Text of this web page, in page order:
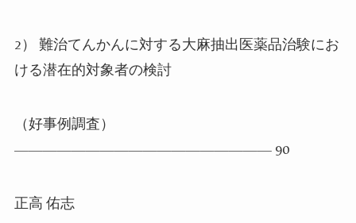
2） 難治てんかんに対する大麻抽出医薬品治験にお
ける潜在的対象者の検討
（好事例調査）
—————————————————— 90
正高 佑志